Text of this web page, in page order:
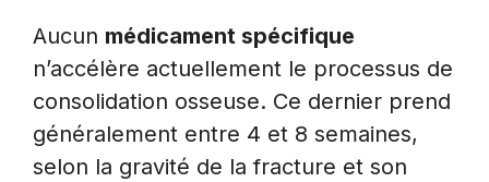
Aucun médicament spécifique
n’accélère actuellement le processus de
consolidation osseuse. Ce dernier prend
généralement entre 4 et 8 semaines,
selon la gravité de la fracture et son